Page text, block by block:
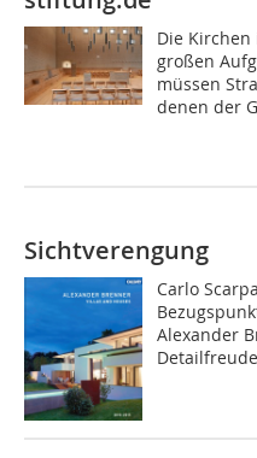
Die
großen
müssen
denen der
Sichtverengung
Carlo
Alexander